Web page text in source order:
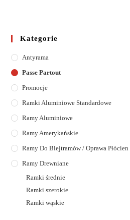
Kategorie
Antyrama
Passe Partout
Promocje
Ramki Aluminiowe Standardowe
Ramy Aluminiowe
Ramy Amerykańskie
Ramy Do Blejtramów / Oprawa Płócien
Ramy Drewniane
Ramki średnie
Ramki szerokie
Ramki wąskie